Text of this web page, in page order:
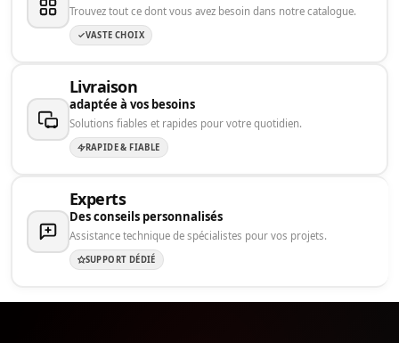
Trouvez tout ce dont vous avez besoin dans notre catalogue.
VASTE CHOIX
Livraison
adaptée à vos besoins
Solutions fiables et rapides pour votre quotidien.
RAPIDE & FIABLE
Experts
Des conseils personnalisés
Assistance technique de spécialistes pour vos projets.
SUPPORT DÉDIÉ